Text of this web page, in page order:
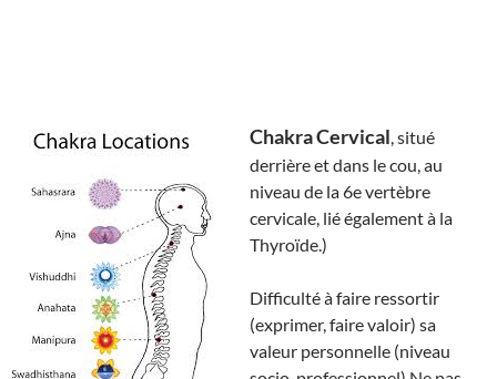
Chakra Cervical, situé
derrière et dans le cou, au
niveau de la 6e vertèbre
cervicale, lié également à la
Thyroïde.)
Difficulté à faire ressortir
(exprimer, faire valoir) sa
valeur personnelle (niveau